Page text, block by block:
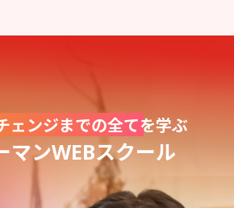
ェンジまでの全てを学ぶ
マンWEBスクール